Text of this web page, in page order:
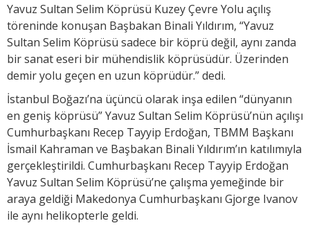
Yavuz Sultan Selim Köprüsü Kuzey Çevre Yolu açılış
töreninde konuşan Başbakan Binali Yıldırım, “Yavuz
Sultan Selim Köprüsü sadece bir köprü değil, aynı zanda
bir sanat eseri bir mühendislik köprüsüdür. Üzerinden
demir yolu geçen en uzun köprüdür.” dedi.
İstanbul Boğazı’na üçüncü olarak inşa edilen “dünyanın
en geniş köprüsü” Yavuz Sultan Selim Köprüsü’nün açılışı
Cumhurbaşkanı Recep Tayyip Erdoğan, TBMM Başkanı
İsmail Kahraman ve Başbakan Binali Yıldırım’ın katılımıyla
gerçekleştirildi. Cumhurbaşkanı Recep Tayyip Erdoğan
Yavuz Sultan Selim Köprüsü’ne çalışma yemeğinde bir
araya geldiği Makedonya Cumhurbaşkanı Gjorge Ivanov
ile aynı helikopterle geldi.